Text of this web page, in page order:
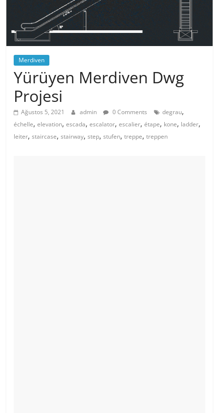
Merdiven
Yürüyen Merdiven Dwg
Projesi
Ağustos 5, 2021 admin 0 Comments degrau,
échelle,elevation,escada,escalator,escalier,étape, kone, ladder,
leiter,staircase,stairway,step,stufen,treppe,treppen